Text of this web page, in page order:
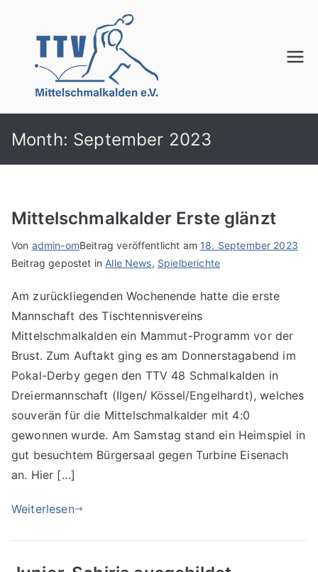
Month: September 2023
Mittelschmalkalder Erste glänzt
Von admin-omBeitrag veröffentlicht am 18. September 2023
Beitrag gepostet in Alle News, Spielberichte
Am zurückliegenden Wochenende hatte die erste
Mannschaft des Tischtennisvereins
Mittelschmalkalden ein Mammut-Programm vor der
Brust. Zum Auftakt ging es am Donnerstagabend im
Pokal-Derby gegen den TTV 48 Schmalkalden in
Dreiermannschaft (Ilgen/ Kössel/Engelhardt), welches
souverän für die Mittelschmalkalder mit 4:0
gewonnen wurde. Am Samstag stand ein Heimspiel in
gut besuchtem Bürgersaal gegen Turbine Eisenach
an. Hier […]
Weiterlesen